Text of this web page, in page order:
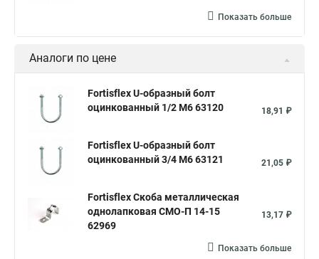
Показать больше
Аналоги по цене
Fortisflex U-образный болт
оцинкованный 1/2 М6 63120
18,91 ₽
Fortisflex U-образный болт
оцинкованный 3/4 М6 63121
21,05 ₽
Fortisflex Скоба металлическая
однолапковая СМО-П 14-15
62969
13,17 ₽
Показать больше